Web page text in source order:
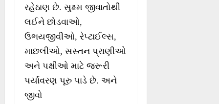
રહેઠાણ છે. સુક્ષ્મ જીવાતોથી
લઈને છોડવાઓ,
ઉભયજીવીઓ, રેપ્ટાઈલ્સ,
માછલીઓ, સસ્તન પ્રાણીઓ
અને પક્ષીઓ માટે જરૂરી
પર્યાવરણ પૂરુ પાડે છે. અને
જીવો